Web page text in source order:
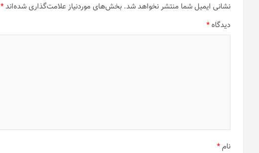
نشانی ایمیل شما منتشر نخواهد شد. بخش‌های موردنیاز علامت‌گذاری شده‌اند*
دیدگاه*
نام*